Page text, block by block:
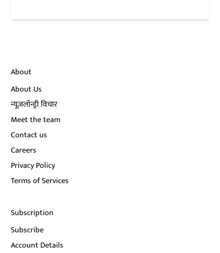
About
About Us
न्यूज़लॉन्ड्री विचार
Meet the team
Contact us
Careers
Privacy Policy
Terms of Services
Subscription
Subscribe
Account Details